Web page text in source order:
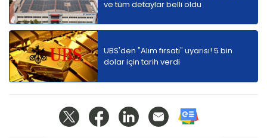
ve tüm detaylar belli oldu
UBS'den "Alım fırsatı" uyarısı! 5 bin
dolar için tarih verdi